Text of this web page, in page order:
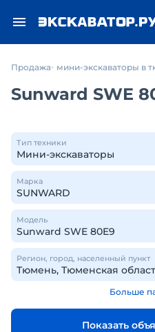
Продажа мини-экскаваторы в
Sunward SWE
Тип техники
Марка
Модель
Регион, город, населенный пункт
Больше
Показать